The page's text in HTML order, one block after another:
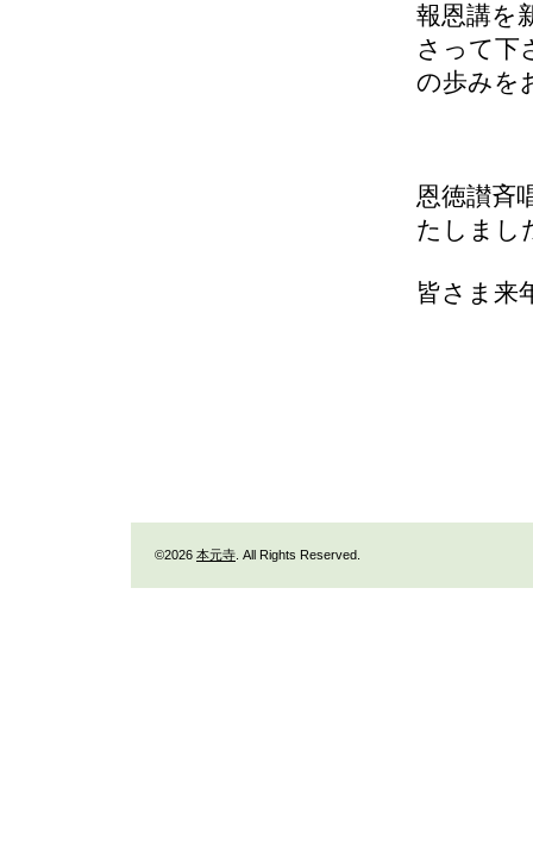
報恩講を
さって下
の歩みを
恩徳讃斉
たしまし
皆さま来
©2026 本元寺 . All Rights Reserved.